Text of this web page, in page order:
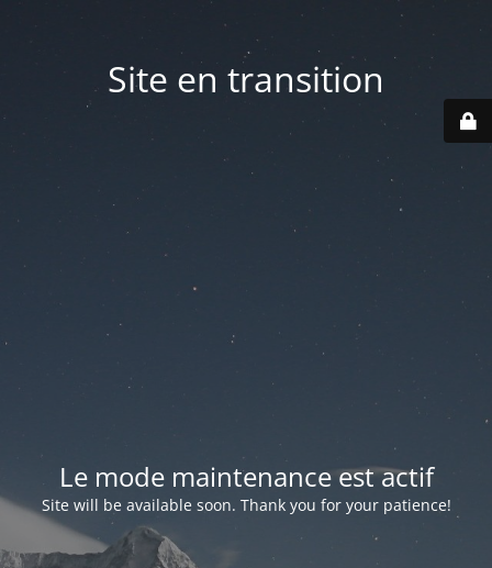
Site en transition
Le mode maintenance est actif
Site will be available soon. Thank you for your patience!